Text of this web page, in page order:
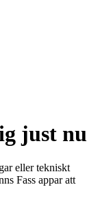
just nu
eller tekniskt
Fass appar att